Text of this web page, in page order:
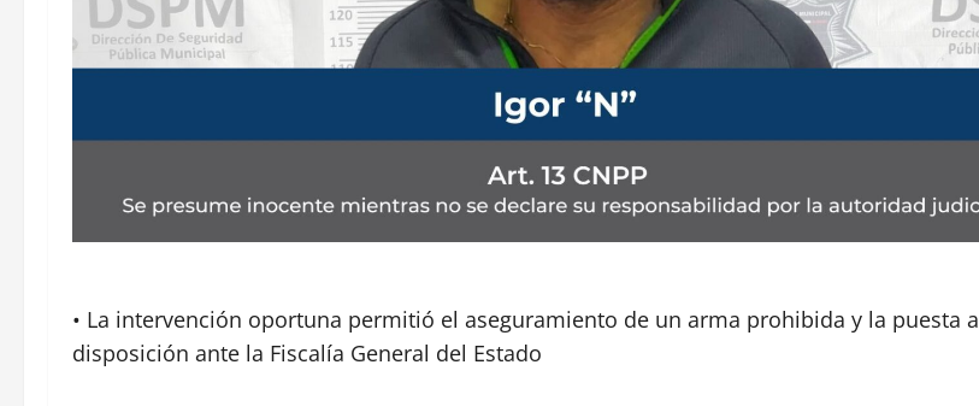
• La intervención oportuna permitió el aseguramiento de un arma prohibida y la puesta a
disposición ante la Fiscalía General del Estado